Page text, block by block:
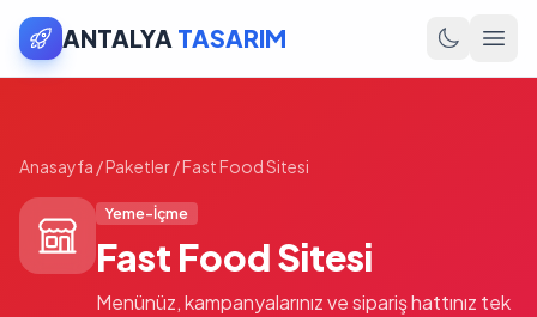
ANTALYA TASARIM
Anasayfa /Paketler/Fast Food Sitesi
Yeme-İçme
Fast Food Sitesi
Menünüz, kampanyalarınız ve sipariş hattınız tek